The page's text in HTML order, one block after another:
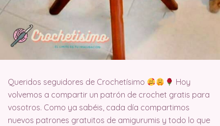
Queridos seguidores de Crochetísimo
Hoy
volvemos a compartir un patrón de crochet gratis para
vosotros. Como ya sabéis, cada día compartimos
nuevos patrones gratuitos de amigurumis y todo lo que